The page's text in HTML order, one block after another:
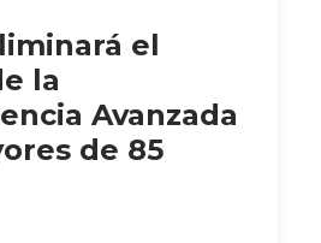
el
la
Avanzada
de 85